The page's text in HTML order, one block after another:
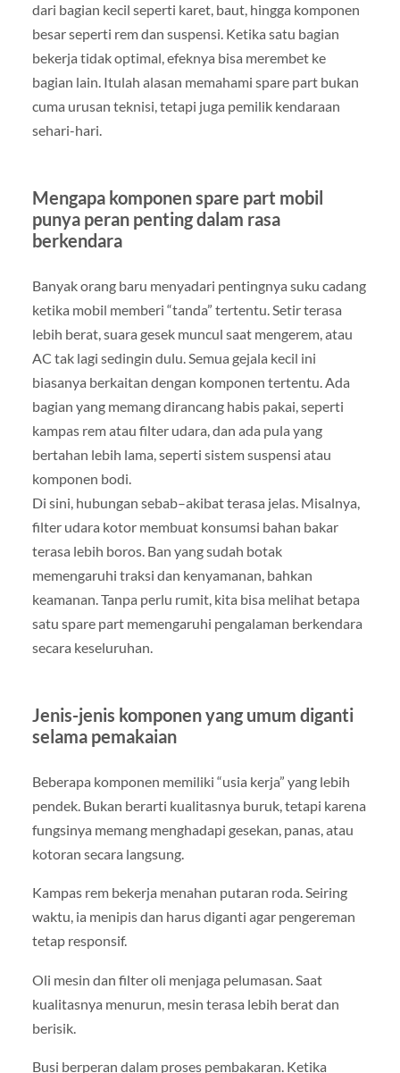
dari bagian kecil seperti karet, baut, hingga komponen
besar seperti rem dan suspensi. Ketika satu bagian
bekerja tidak optimal, efeknya bisa merembet ke
bagian lain. Itulah alasan memahami spare part bukan
cuma urusan teknisi, tetapi juga pemilik kendaraan
sehari-hari.
Mengapa komponen spare part mobil
punya peran penting dalam rasa
berkendara
Banyak orang baru menyadari pentingnya suku cadang
ketika mobil memberi “tanda” tertentu. Setir terasa
lebih berat, suara gesek muncul saat mengerem, atau
AC tak lagi sedingin dulu. Semua gejala kecil ini
biasanya berkaitan dengan komponen tertentu. Ada
bagian yang memang dirancang habis pakai, seperti
kampas rem atau filter udara, dan ada pula yang
bertahan lebih lama, seperti sistem suspensi atau
komponen bodi.
Di sini, hubungan sebab–akibat terasa jelas. Misalnya,
filter udara kotor membuat konsumsi bahan bakar
terasa lebih boros. Ban yang sudah botak
memengaruhi traksi dan kenyamanan, bahkan
keamanan. Tanpa perlu rumit, kita bisa melihat betapa
satu spare part memengaruhi pengalaman berkendara
secara keseluruhan.
Jenis-jenis komponen yang umum diganti
selama pemakaian
Beberapa komponen memiliki “usia kerja” yang lebih
pendek. Bukan berarti kualitasnya buruk, tetapi karena
fungsinya memang menghadapi gesekan, panas, atau
kotoran secara langsung.
Kampas rem bekerja menahan putaran roda. Seiring
waktu, ia menipis dan harus diganti agar pengereman
tetap responsif.
Oli mesin dan filter oli menjaga pelumasan. Saat
kualitasnya menurun, mesin terasa lebih berat dan
berisik.
Busi berperan dalam proses pembakaran. Ketika